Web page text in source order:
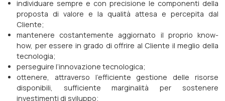
individuare sempre e con precisione le componenti della
proposta di valore e la qualità attesa e percepita dal
Cliente;
mantenere costantemente aggiornato il proprio know-
how, per essere in grado di offrire al Cliente il meglio della
tecnologia;
perseguire l’innovazione tecnologica;
ottenere, attraverso l’efficiente gestione delle risorse
disponibili, sufficiente marginalità per sostenere
investimenti di sviluppo;